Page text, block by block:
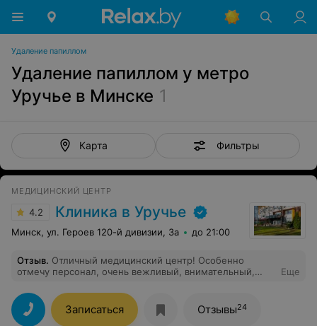
Удаление папиллом
Удаление папиллом у метро
Уручье в Минске 1
Карта Фильтры
МЕДИЦИНСКИЙ ЦЕНТР
4.2 Клиника в Уручье
Минск, ул. Героев 120-й дивизии, 3а до 21:00
Отзыв. Отличный медицинский центр! Особенно
отмечу персонал, очень вежливый, внимательный,
вопросы получила. Рекомендую!
Еще
Записаться Отзывы24